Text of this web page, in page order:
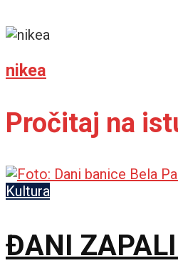
nikea
Pročitaj na
Kultura
ĐANI